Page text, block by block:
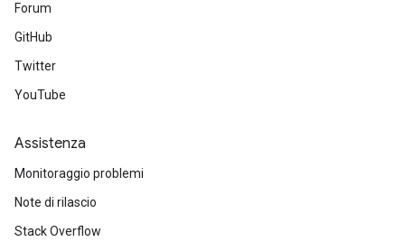
Forum
GitHub
Twitter
YouTube
Assistenza
Monitoraggio problemi
Note di rilascio
Stack Overflow